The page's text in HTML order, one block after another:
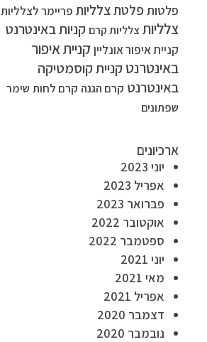
פלטות פלטת צלליות פריימר לצלליות
צלליות צלליות קרם קניות באינטרנט
קניית איפור אונליין קניית איפור
באינטרנט קניית קוסמטיקה
באינטרנט קרם הגנה קרם לחות שימר
שפתונים
ארכיונים
יוני 2023
אפריל 2023
פברואר 2023
אוקטובר 2022
ספטמבר 2022
יוני 2021
מאי 2021
אפריל 2021
דצמבר 2020
נובמבר 2020